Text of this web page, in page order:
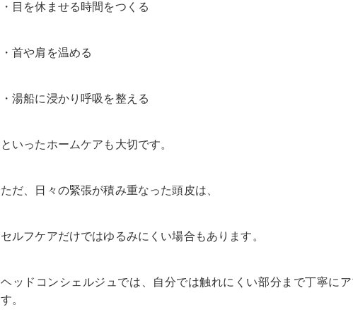
・目を休ませる時間をつくる
・首や肩を温める
・湯船に浸かり呼吸を整える
といったホームケアも大切です。
ただ、日々の緊張が積み重なった頭皮は、
セルフケアだけではゆるみにくい場合もあります。
ヘッドコンシェルジュでは、自分では触れにくい部分まで丁寧に
す。